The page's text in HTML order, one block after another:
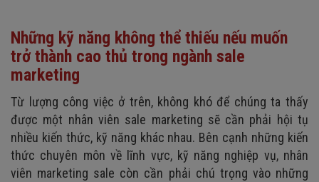
Những kỹ năng không thể thiếu nếu muốn
trở thành cao thủ trong ngành sale
marketing
Từ lượng công việc ở trên, không khó để chúng ta thấy
được một nhân viên sale marketing sẽ cần phải hội tụ
nhiều kiến thức, kỹ năng khác nhau. Bên cạnh những kiến
thức chuyên môn về lĩnh vực, kỹ năng nghiệp vụ, nhân
viên marketing sale còn cần phải chú trọng vào những